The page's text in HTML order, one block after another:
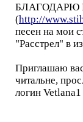
БЛАГОДАРЮ
(http://
песен на мои
"Расстрел" в
Приглашаю
читальне,
логин